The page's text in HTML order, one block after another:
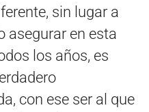
sin lugar a
asegurar en esta
los años, es
con ese ser al que